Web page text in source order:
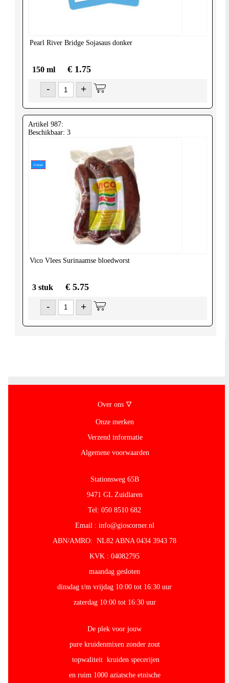
Pearl River Bridge Sojasaus donker
150 ml € 1.75
- +
Frozen
Artikel 987:
Beschikbaar: 3
Vico Vlees Surinaamse bloedworst
3 stuk € 5.75
- +
Over ons 🜄
Onze merken
Verzend informatie
Algemene voorwaarden
Stationsweg 65B
9471 GL Zuidlaren
Tel: 050 8510 682
Email : info@gioscorner.nl
ABN/AMRO: NL82 ABNA 0434 3943 78
KVK : 04082795
maandag gesloten
dinsdag t/m vrijdag 10:00 tot 16:30 uur
zaterdag 10:00 tot 16:30 uur
De plek voor jouw
pure kruidenmixen zonder zout
topwaliteit kruiden specerijen
en ruim 1000 aziatsche etnische